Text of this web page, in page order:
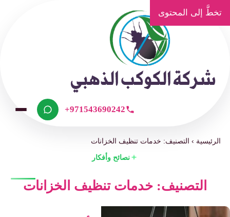
تخطَّ إلى المحتوى
+971543690242
الرئيسية ›التصنيف: خدمات تنظيف الخزانات
نصائح وأفكار
التصنيف: خدمات تنظيف الخزانات